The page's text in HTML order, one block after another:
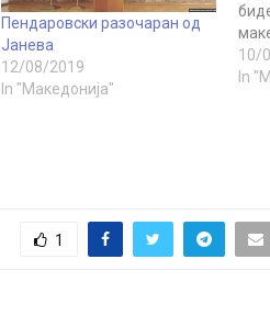
Пендаровски разочаран од
Јанева
12/08/2019
In "Македонија"
10/
In
1